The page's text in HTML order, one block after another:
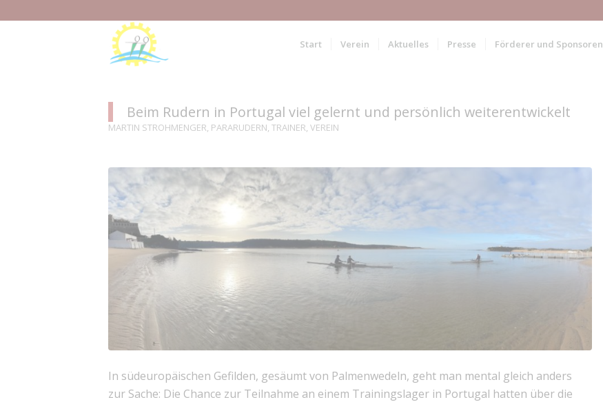
Start Verein Aktuelles Presse Förderer und Sponsoren
Beim Rudern in Portugal viel gelernt und persönlich weiterentwickelt
MARTIN STROHMENGER, PARARUDERN, TRAINER, VEREIN
In südeuropäischen Gefilden, gesäumt von Palmenwedeln, geht man mental gleich anders
zur Sache: Die Chance zur Teilnahme an einem Trainingslager in Portugal hatten über die